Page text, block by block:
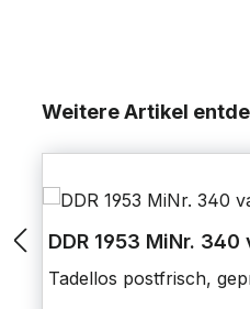
Weitere Artikel
DDR 1953 MiNr. 340
Tadellos postfrisch,